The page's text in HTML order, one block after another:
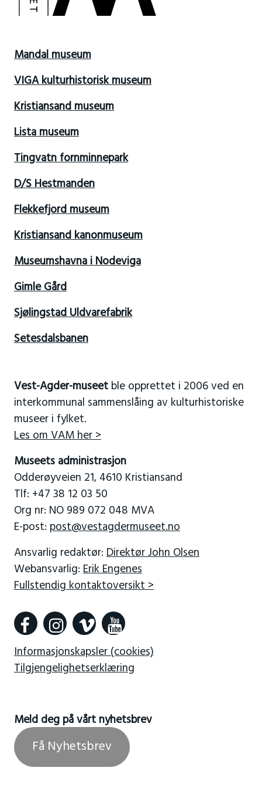
Mandal museum
VIGA kulturhistorisk museum
Kristiansand museum
Lista museum
Tingvatn fornminnepark
D/S Hestmanden
Flekkefjord museum
Kristiansand kanonmuseum
Museumshavna i Nodeviga
Gimle Gård
Sjølingstad Uldvarefabrik
Setesdalsbanen
Vest-Agder-museetble opprettet i 2006 ved en
interkommunal sammenslåing av kulturhistoriske
museer i fylket.
Les om VAM her >
Museets administrasjon
Odderøyveien 21, 4610 Kristiansand
Tlf: +47 38 12 03 50
Org nr: NO 989 072 048 MVA
E-post: post@vestagdermuseet.no
Ansvarlig redaktør: Direktør John Olsen
Webansvarlig: Erik Engenes
Fullstendig kontaktoversikt >
Informasjonskapsler (cookies)
Tilgjengelighetserklæring
Meld deg på vårt nyhetsbrev
Få Nyhetsbrev